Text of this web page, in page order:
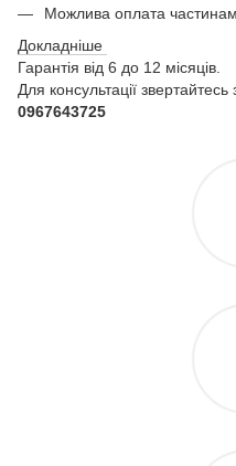
Можлива оплата
Докладніше
Гарантія від 6 до 12 місяців.
Для консультації
0967643725